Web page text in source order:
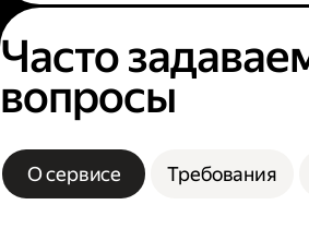
Часто
вопросы
О сервисе Требования